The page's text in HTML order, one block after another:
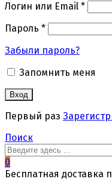
Логин или Email *
Пароль *
Забыли пароль?
Запомнить меня
Вход
Первый раз
Поиск
0
Бесплатная доставка